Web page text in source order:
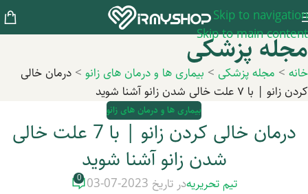
Skip to navigation
Skip to main content
مجله پزشکی
خانه > مجله پزشکی > بیماری ها و درمان های زانو > درمان خالی
کردن زانو | با ۷ علت خالی شدن زانو آشنا شوید
بیماری ها و درمان های زانو
درمان خالی کردن زانو | با 7 علت خالی
شدن زانو آشنا شوید
تیم تحریریهدر تاریخ 2023-07-03 0